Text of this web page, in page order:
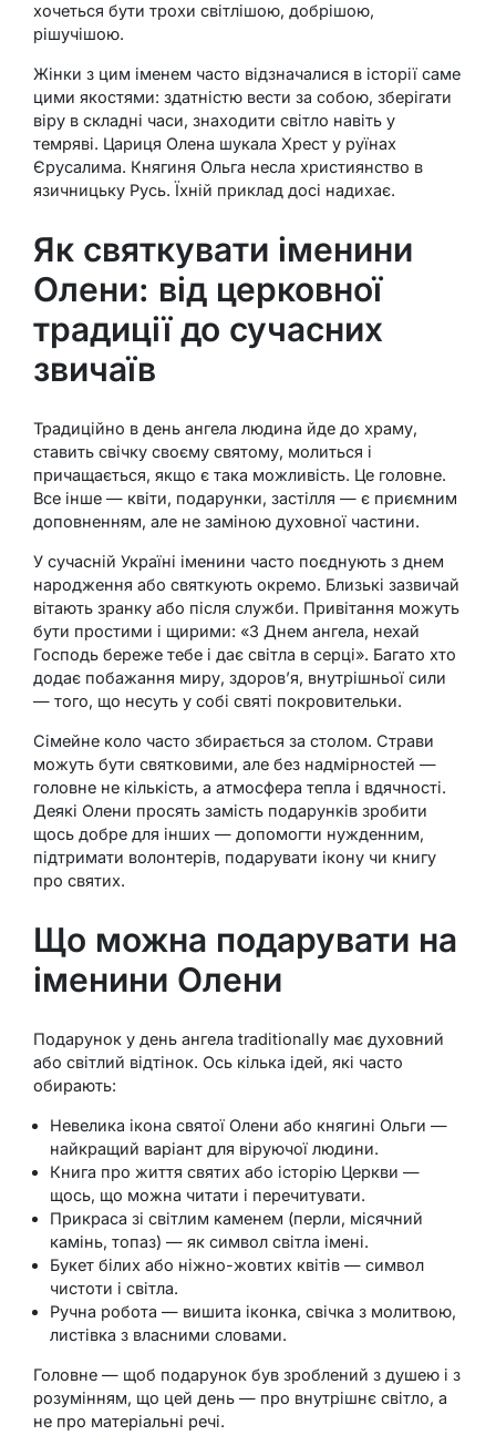
хочеться бути трохи світлішою, добрішою,
рішучішою.
Жінки з цим іменем часто відзначалися в історії саме
цими якостями: здатністю вести за собою, зберігати
віру в складні часи, знаходити світло навіть у
темряві. Цариця Олена шукала Хрест у руїнах
Єрусалима. Княгиня Ольга несла християнство в
язичницьку Русь. Їхній приклад досі надихає.
Як святкувати іменини
Олени: від церковної
традиції до сучасних
звичаїв
Традиційно в день ангела людина йде до храму,
ставить свічку своєму святому, молиться і
причащається, якщо є така можливість. Це головне.
Все інше — квіти, подарунки, застілля — є приємним
доповненням, але не заміною духовної частини.
У сучасній Україні іменини часто поєднують з днем
народження або святкують окремо. Близькі зазвичай
вітають зранку або після служби. Привітання можуть
бути простими і щирими: «З Днем ангела, нехай
Господь береже тебе і дає світла в серці». Багато хто
додає побажання миру, здоров’я, внутрішньої сили
— того, що несуть у собі святі покровительки.
Сімейне коло часто збирається за столом. Страви
можуть бути святковими, але без надмірностей —
головне не кількість, а атмосфера тепла і вдячності.
Деякі Олени просять замість подарунків зробити
щось добре для інших — допомогти нужденним,
підтримати волонтерів, подарувати ікону чи книгу
про святих.
Що можна подарувати на
іменини Олени
Подарунок у день ангела traditionally має духовний
або світлий відтінок. Ось кілька ідей, які часто
обирають:
Невелика ікона святої Олени або княгині Ольги —
найкращий варіант для віруючої людини.
Книга про життя святих або історію Церкви —
щось, що можна читати і перечитувати.
Прикраса зі світлим каменем (перли, місячний
камінь, топаз) — як символ світла імені.
Букет білих або ніжно-жовтих квітів — символ
чистоти і світла.
Ручна робота — вишита іконка, свічка з молитвою,
листівка з власними словами.
Головне — щоб подарунок був зроблений з душею і з
розумінням, що цей день — про внутрішнє світло, а
не про матеріальні речі.